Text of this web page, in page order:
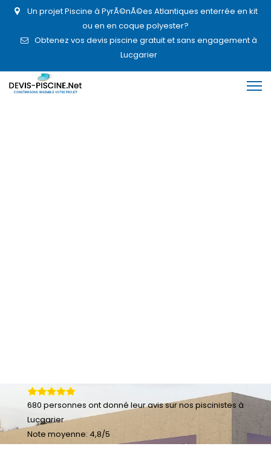
Un projet Piscine à PyrÃ©nÃ©es Atlantiques enterrée en kit
ou en en coque polyester?
Obtenez vos devis piscine gratuit et sans engagement à
Lucgarier
680 personnes ont donné leuravis sur nos piscinistes à
Lucgarier
Note moyenne: 4,8/5